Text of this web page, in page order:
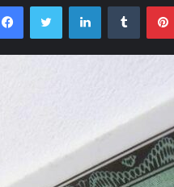
FacebookTwitter LinkedInTumblr